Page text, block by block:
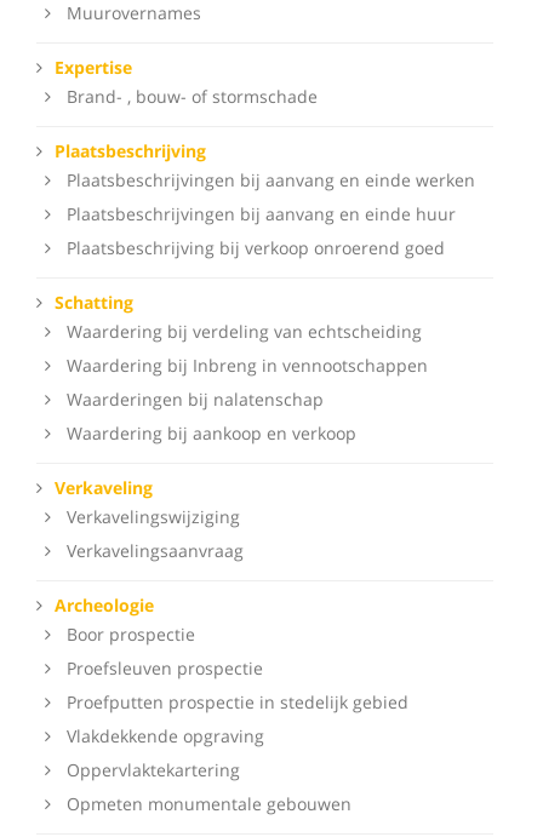
Muurovernames
Expertise
Brand- , bouw- of stormschade
Plaatsbeschrijving
Plaatsbeschrijvingen bij aanvang en einde werken
Plaatsbeschrijvingen bij aanvang en einde huur
Plaatsbeschrijving bij verkoop onroerend goed
Schatting
Waardering bij verdeling van echtscheiding
Waardering bij Inbreng in vennootschappen
Waarderingen bij nalatenschap
Waardering bij aankoop en verkoop
Verkaveling
Verkavelingswijziging
Verkavelingsaanvraag
Archeologie
Boor prospectie
Proefsleuven prospectie
Proefputten prospectie in stedelijk gebied
Vlakdekkende opgraving
Oppervlaktekartering
Opmeten monumentale gebouwen